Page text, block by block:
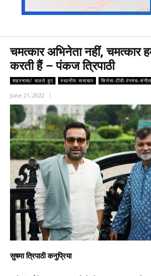
चमत्कार अभिनेता नहीं, चमत्कार
करती हैं – पंकज त्रिपाठी
शहरनामा/ चलते हुए स्थानीय समाचार सिनेमा-टीवी-रंगमंच-संगीत
June 21, 2022
सुषमा त्रिपाठी कनुप्रिया